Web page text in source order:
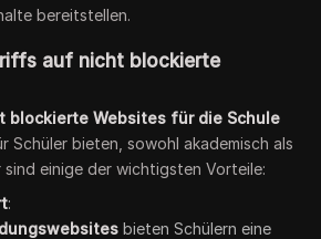
bereitstellen.
auf nicht blockierte
blockierte Websites für die Schule
Schüler bieten, sowohl akademisch als
sind einige der wichtigsten Vorteile:
:
bieten Schülern eine